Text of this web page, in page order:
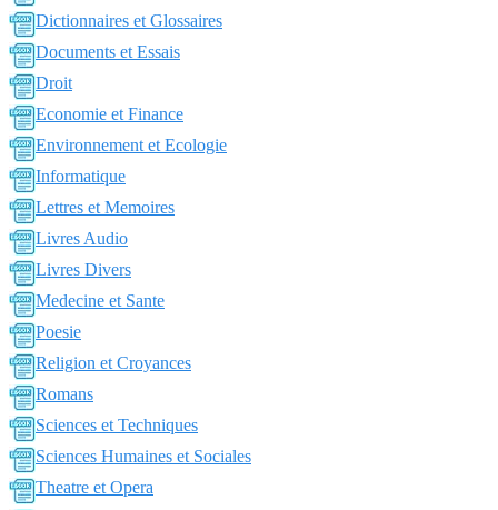
Dictionnaires et Glossaires
Documents et Essais
Droit
Economie et Finance
Environnement et Ecologie
Informatique
Lettres et Memoires
Livres Audio
Livres Divers
Medecine et Sante
Poesie
Religion et Croyances
Romans
Sciences et Techniques
Sciences Humaines et Sociales
Theatre et Opera